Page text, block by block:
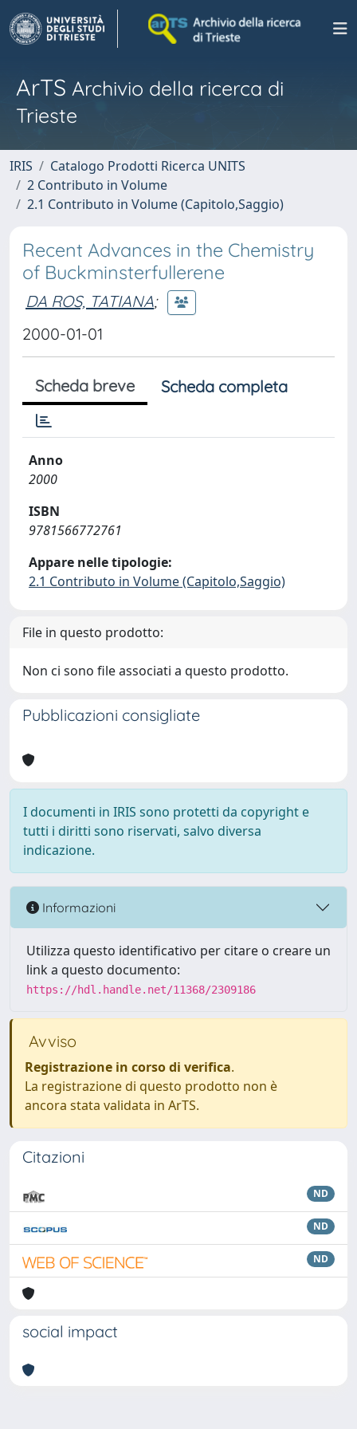
ArTS Archivio della ricerca di
Trieste
IRIS
Catalogo Prodotti Ricerca UNITS
2 Contributo in Volume
2.1 Contributo in Volume (Capitolo,Saggio)
Recent Advances in the Chemistry
of Buckminsterfullerene
DA ROS, TATIANA;
2000-01-01
Scheda breve Scheda completa
Anno
2000
ISBN
9781566772761
Appare nelle tipologie:
2.1 Contributo in Volume (Capitolo,Saggio)
File in questo prodotto:
Non ci sono file associati a questo prodotto.
Pubblicazioni consigliate
I documenti in IRIS sono protetti da copyright e
tutti i diritti sono riservati, salvo diversa
indicazione.
Informazioni
Utilizza questo identificativo per citare o creare un
link a questo documento:
https://hdl.handle.net/11368/2309186
Avviso
Registrazione in corso di verifica.
La registrazione di questo prodotto non è
ancora stata validata in ArTS.
Citazioni
ND
ND
ND
social impact